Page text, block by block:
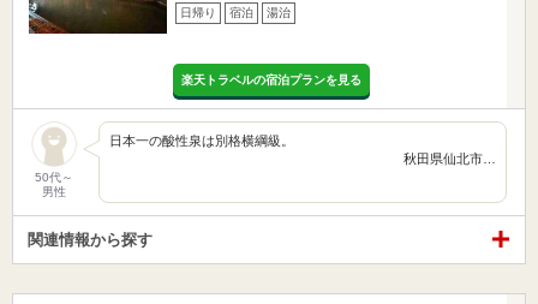
日帰り 宿泊 湯治
楽天トラベルの宿泊プランを見る
50代～
男性
日本一の酸性泉は別格横綱級。
秋田県仙北市…
関連情報から探す